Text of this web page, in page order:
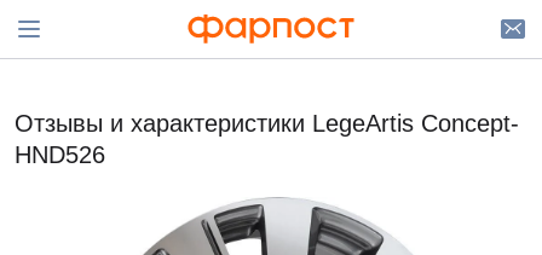
Отзывы и характеристики LegeArtis Concept-
HND526